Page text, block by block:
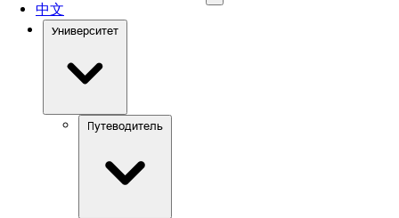
中文
Университет
Путеводитель